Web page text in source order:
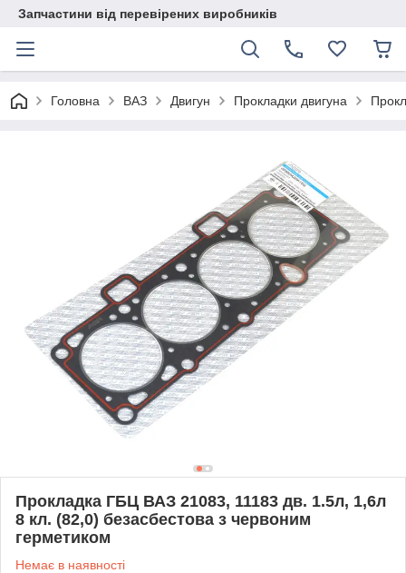
Запчастини від перевірених виробників
Головна ВАЗ Двигун Прокладки двигуна
Прокладка ГБЦ ВАЗ 21083, 11183 дв. 1.5л, 1,6л
8 кл. (82,0) безасбестова з червоним
герметиком
Немає в наявності